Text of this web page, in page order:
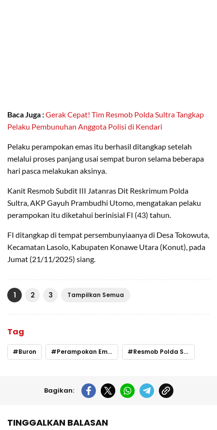
Baca Juga :Gerak Cepat! Tim Resmob Polda Sultra Tangkap
Pelaku Pembunuhan Anggota Polisi di Kendari
Pelaku perampokan emas itu berhasil ditangkap setelah
melalui proses panjang usai sempat buron selama beberapa
hari pasca melakukan aksinya.
Kanit Resmob Subdit III Jatanras Dit Reskrimum Polda
Sultra, AKP Gayuh Prambudhi Utomo, mengatakan pelaku
perampokan itu diketahui berinisial FI (43) tahun.
FI ditangkap di tempat persembunyiaanya di Desa Tokowuta,
Kecamatan Lasolo, Kabupaten Konawe Utara (Konut), pada
Jumat (21/11/2025) siang.
1 2 3 Tampilkan Semua
Tag
Buron Perampokan Emas Resmob Polda Sultra
Bagikan:
TINGGALKAN BALASAN